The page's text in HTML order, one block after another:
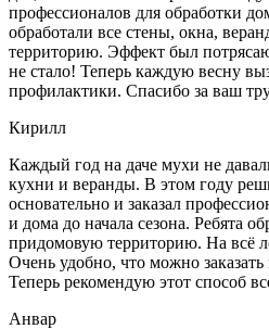
профессионалов для обработки
обработали все стены, окна,
территорию. Эффект был
не стало! Теперь каждую весну
профилактики. Спасибо за ваш
Кирилл
Каждый год на даче мухи не
кухни и веранды. В этом году
основательно и заказал
и дома до начала сезона. Ребята
придомовую территорию. На всё
Очень удобно, что можно
Теперь рекомендую этот способ
Анвар